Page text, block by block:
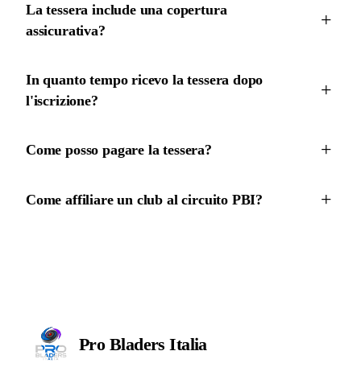
La tessera include una copertura
assicurativa?
In quanto tempo ricevo la tessera dopo
l'iscrizione?
Come posso pagare la tessera?
Come affiliare un club al circuito PBI?
Pro BladersItalia